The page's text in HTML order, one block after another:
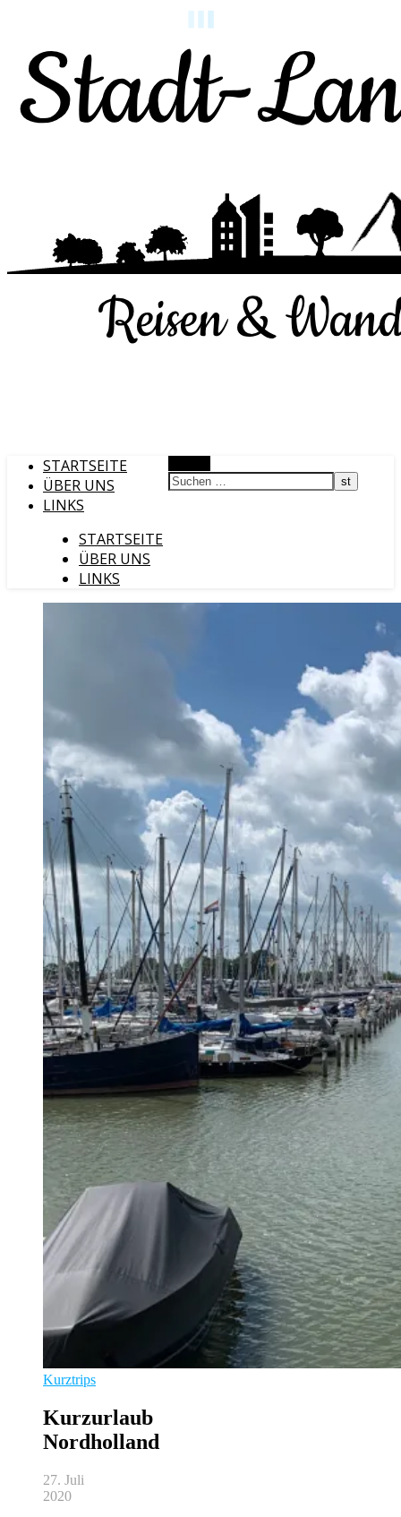
STARTSEITE
ÜBER UNS
LINKS
STARTSEITE
ÜBER UNS
LINKS
Kurztrips
Kurzurlaub
Nordholland
27. Juli
2020